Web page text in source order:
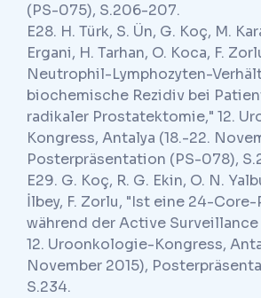
(PS-075), S.206-207.
E28. H. Türk, S. Ün, G. Koç, M.
Ergani, H. Tarhan, O. Koca, F.
Neutrophil-Lymphozyten-
biochemische Rezidiv bei
radikaler Prostatektomie," 12.
Kongress, Antalya (18.-22.
Posterpräsentation (PS-078),
E29. G. Koç, R. G. Ekin, O. N.
İlbey, F. Zorlu, "Ist eine 24-
während der Active
12. Uroonkologie-Kongress,
November 2015),
S.234.